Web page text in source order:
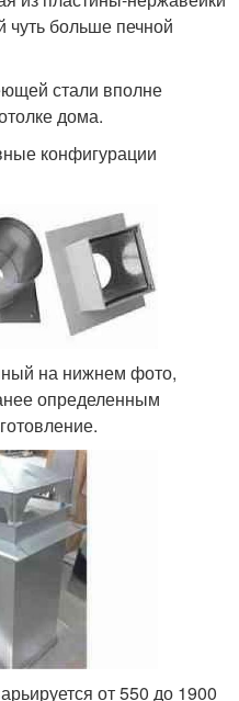
чуть больше печной
стали вполне
дома.
конфигурации
на нижнем фото,
определенным
от 550 до 1900